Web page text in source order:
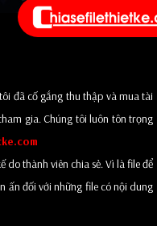
đã cố gắng thu thập và mua tài
gia. Chúng tôi luôn tôn trọng
do thành viên chia sẻ. Vì là file để
ấn đối với những file có nội dung